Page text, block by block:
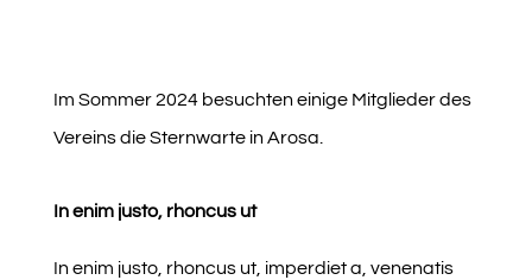
Im Sommer 2024 besuchten einige Mitglieder des
Vereins die Sternwarte in Arosa.
In enim justo, rhoncus ut
In enim justo, rhoncus ut, imperdiet a, venenatis